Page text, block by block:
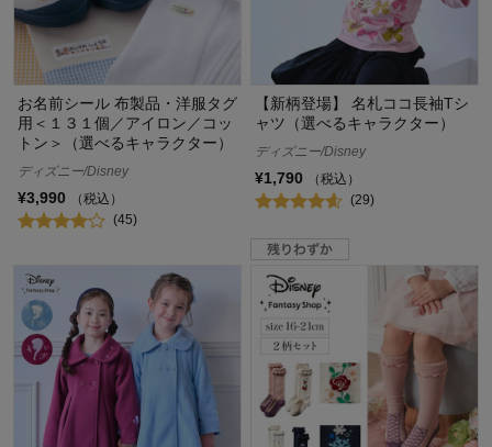
お名前シール 布製品・洋服タグ
用＜１３１個／アイロン／コッ
トン＞（選べるキャラクター）
ディズニー/Disney
¥3,990
（税込）
(45)
【新柄登場】 名札ココ長袖Tシ
ャツ（選べるキャラクター）
ディズニー/Disney
¥1,790
（税込）
(29)